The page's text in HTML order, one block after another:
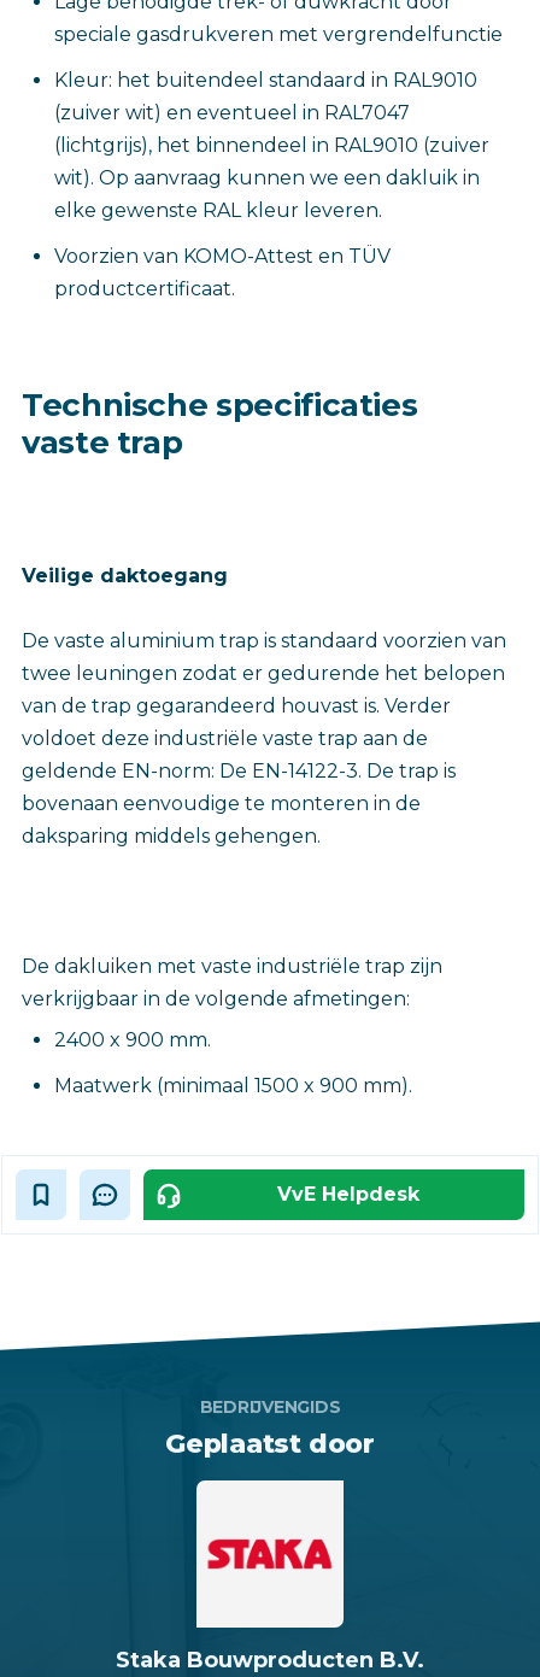
speciale gasdrukveren met vergrendelfunctie
Kleur: het buitendeel standaard in RAL9010
(zuiver wit) en eventueel in RAL7047
(lichtgrijs), het binnendeel in RAL9010 (zuiver
wit). Op aanvraag kunnen we een dakluik in
elke gewenste RAL kleur leveren.
Voorzien van KOMO-Attest en TÜV
productcertificaat.
Technische specificaties
vaste trap
Veilige daktoegang
De vaste aluminium trap is standaard voorzien van
twee leuningen zodat er gedurende het belopen
van de trap gegarandeerd houvast is. Verder
voldoet deze industriële vaste trap aan de
geldende EN-norm: De EN-14122-3. De trap is
bovenaan eenvoudige te monteren in de
daksparing middels gehengen.
De dakluiken met vaste industriële trap zijn
verkrijgbaar in de volgende afmetingen:
2400 x 900 mm.
Maatwerk (minimaal 1500 x 900 mm).
VvE Helpdesk
BEDRIJVENGIDS
Geplaatst door
Staka Bouwproducten B.V.